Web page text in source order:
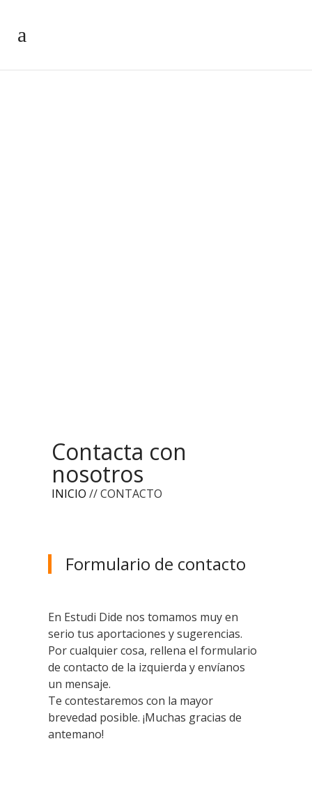
Contacta con
nosotros
INICIO // CONTACTO
Formulario de contacto
En Estudi Dide nos tomamos muy en
serio tus aportaciones y sugerencias.
Por cualquier cosa, rellena el formulario
de contacto de la izquierda y envíanos
un mensaje.
Te contestaremos con la mayor
brevedad posible. ¡Muchas gracias de
antemano!